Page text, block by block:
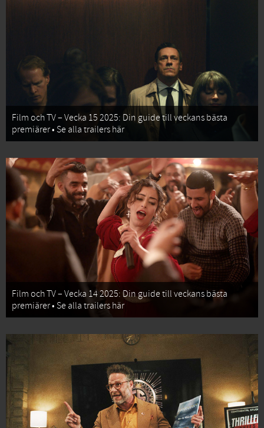
Film och TV – Vecka 15 2025: Din guide till veckans bästa
premiärer • Se alla trailers här
Film och TV – Vecka 14 2025: Din guide till veckans bästa
premiärer • Se alla trailers här